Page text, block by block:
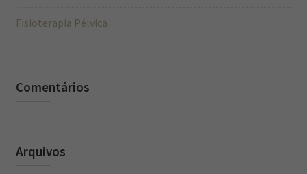
Fisioterapia Pélvica
Comentários
Arquivos